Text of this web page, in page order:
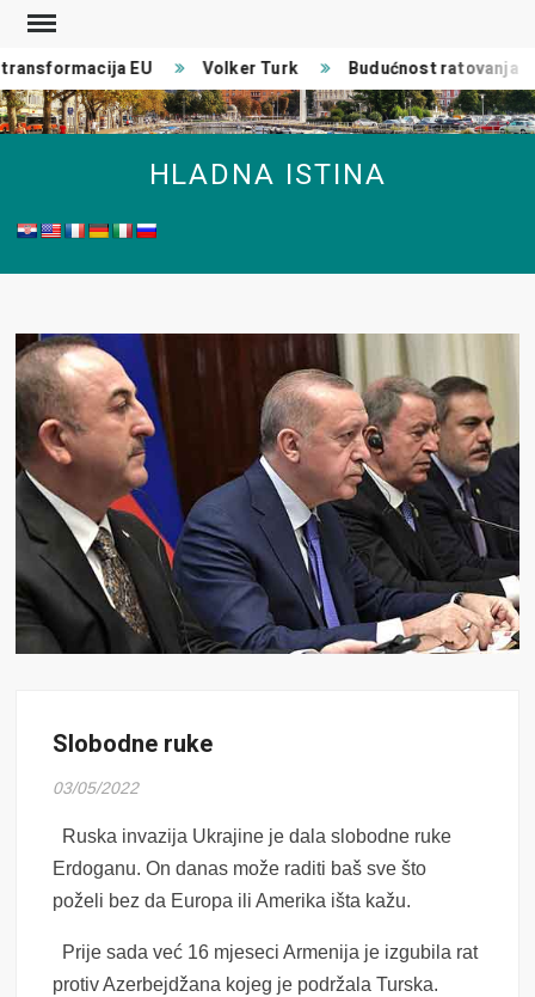
Skip
content
EU Volker Turk Budućnost ratovanja
HLADNA ISTINA
Slobodne ruke
03/05/2022
Ruska invazija Ukrajine je dala slobodne ruke
Erdoganu. On danas može raditi baš sve što
poželi bez da Europa ili Amerika išta kažu.
Prije sada već 16 mjeseci Armenija je izgubila rat
protiv Azerbejdžana kojeg je podržala Turska.